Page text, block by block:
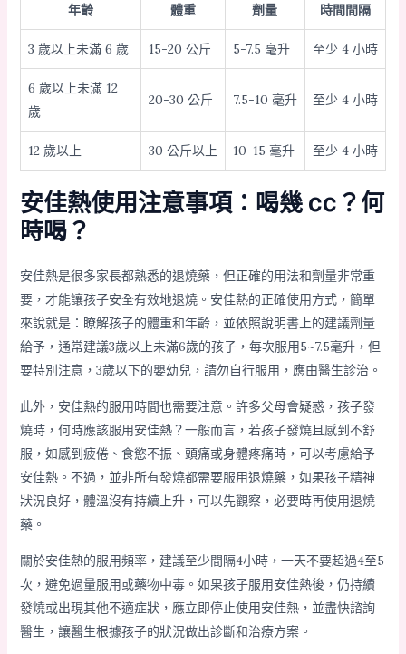
年齡
體重 劑量 時間間隔
3 歲以上未滿 6 歲 15-20 公斤 5-7.5 毫升 至少 4 小時
6 歲以上未滿 12
歲
20-30 公斤 7.5-10 毫升 至少 4 小時
12 歲以上 30 公斤以上 10-15 毫升 至少 4 小時
安佳熱使用注意事項：喝幾 cc？何
時喝？
安佳熱是很多家長都熟悉的退燒藥，但正確的用法和劑量非常重
要，才能讓孩子安全有效地退燒。安佳熱的正確使用方式，簡單
來說就是：瞭解孩子的體重和年齡，並依照說明書上的建議劑量
給予，通常建議3歲以上未滿6歲的孩子，每次服用5~7.5毫升，但
要特別注意，3歲以下的嬰幼兒，請勿自行服用，應由醫生診治。
此外，安佳熱的服用時間也需要注意。許多父母會疑惑，孩子發
燒時，何時應該服用安佳熱？一般而言，若孩子發燒且感到不舒
服，如感到疲倦、食慾不振、頭痛或身體疼痛時，可以考慮給予
安佳熱。不過，並非所有發燒都需要服用退燒藥，如果孩子精神
狀況良好，體溫沒有持續上升，可以先觀察，必要時再使用退燒
藥。
關於安佳熱的服用頻率，建議至少間隔4小時，一天不要超過4至5
次，避免過量服用或藥物中毒。如果孩子服用安佳熱後，仍持續
發燒或出現其他不適症狀，應立即停止使用安佳熱，並盡快諮詢
醫生，讓醫生根據孩子的狀況做出診斷和治療方案。